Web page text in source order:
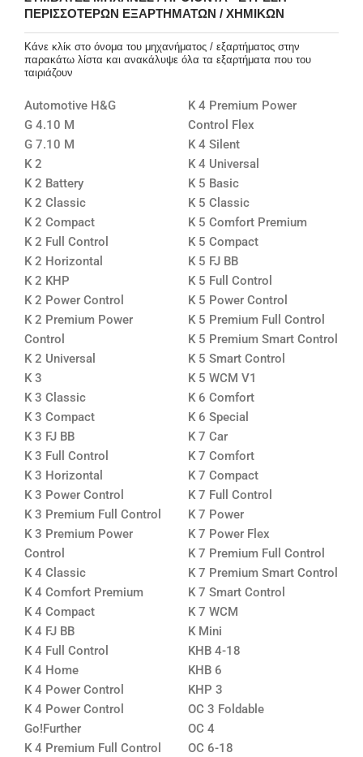
ΠΕΡΙΣΣΌΤΕΡΩΝ ΕΞΑΡΤΗΜΆΤΩΝ / ΧΗΜΙΚΏΝ
Κάνε κλίκ στο όνομα του μηχανήματος / εξαρτήματος στην
παρακάτω λίστα και ανακάλυψε όλα τα εξαρτήματα που του
ταιριάζουν
Automotive H&G
G 4.10 M
G 7.10 M
K 2
K 2 Battery
K 2 Classic
K 2 Compact
K 2 Full Control
K 2 Horizontal
K 2 KHP
K 2 Power Control
K 2 Premium Power
Control
K 2 Universal
K 3
K 3 Classic
K 3 Compact
K 3 FJ BB
K 3 Full Control
K 3 Horizontal
K 3 Power Control
K 3 Premium Full Control
K 3 Premium Power
Control
K 4 Classic
K 4 Comfort Premium
K 4 Compact
K 4 FJ BB
K 4 Full Control
K 4 Home
K 4 Power Control
K 4 Power Control
Go!Further
K 4 Premium Full Control
K 4 Premium Power
Control Flex
K 4 Silent
K 4 Universal
K 5 Basic
K 5 Classic
K 5 Comfort Premium
K 5 Compact
K 5 FJ BB
K 5 Full Control
K 5 Power Control
K 5 Premium Full Control
K 5 Premium Smart Control
K 5 Smart Control
K 5 WCM V1
K 6 Comfort
K 6 Special
K 7 Car
K 7 Comfort
K 7 Compact
K 7 Full Control
K 7 Power
K 7 Power Flex
K 7 Premium Full Control
K 7 Premium Smart Control
K 7 Smart Control
K 7 WCM
K Mini
KHB 4-18
KHB 6
KHP 3
OC 3 Foldable
OC 4
OC 6-18